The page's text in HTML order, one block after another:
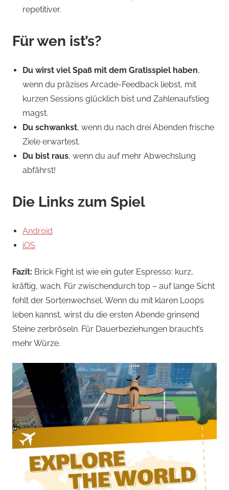
repetitiver.
Für wen ist’s?
Du wirst viel Spaß mit dem Gratisspiel haben,
wenn du präzises Arcade-Feedback liebst, mit
kurzen Sessions glücklich bist und Zahlenaufstieg
magst.
Du schwankst, wenn du nach drei Abenden frische
Ziele erwartest.
Du bist raus, wenn du auf mehr Abwechslung
abfährst!
Die Links zum Spiel
Android
iOS
Fazit: Brick Fight ist wie ein guter Espresso: kurz,
kräftig, wach. Für zwischendurch top – auf lange Sicht
fehlt der Sortenwechsel. Wenn du mit klaren Loops
leben kannst, wirst du die ersten Abende grinsend
Steine zerbröseln. Für Dauerbeziehungen braucht’s
mehr Würze.